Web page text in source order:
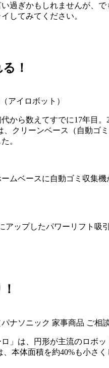
過ぎかもしれませんが、
してみてください。
！
アイロボット）
から数えてすでに17年
クリーンベース（自動ゴ
。
ムベースに自動ゴミ収集
アップしたパワーリフト
ナソニック 家事商品 ご相談
」は、円形が主流のロボ
本体面積を約40%も小